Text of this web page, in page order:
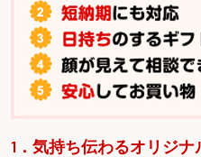
1．気持ち伝わるオリジナ